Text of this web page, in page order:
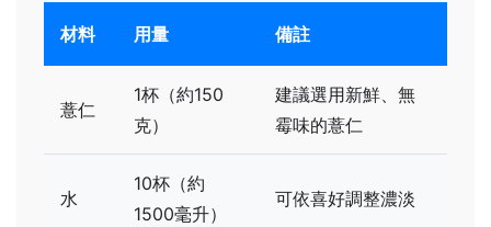
材料 用量 備註
薏仁
1杯（約150
克）
建議選用新鮮、無
霉味的薏仁
水
10杯（約
1500毫升）
可依喜好調整濃淡